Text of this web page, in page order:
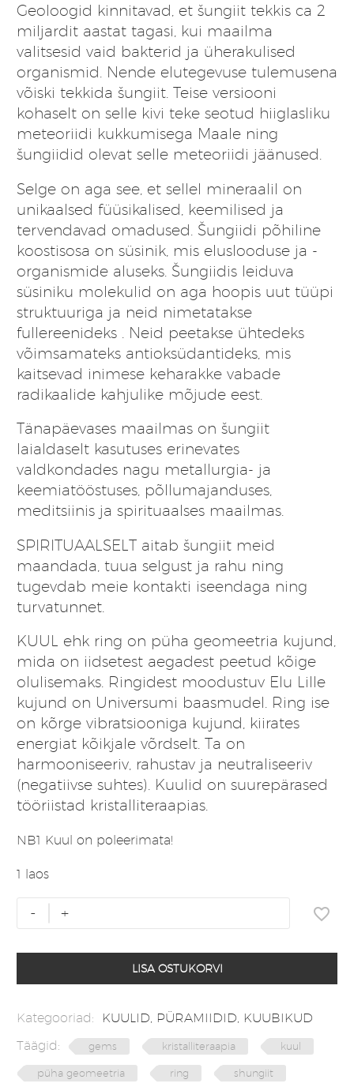
Geoloogid kinnitavad, et šungiit tekkis ca 2
miljardit aastat tagasi, kui maailma
valitsesid vaid bakterid ja üherakulised
organismid. Nende elutegevuse tulemusena
võiski tekkida šungiit. Teise versiooni
kohaselt on selle kivi teke seotud hiiglasliku
meteoriidi kukkumisega Maale ning
šungiidid olevat selle meteoriidi jäänused.
Selge on aga see, et sellel mineraalil on
unikaalsed füüsikalised, keemilised ja
tervendavad omadused. Šungiidi põhiline
koostisosa on süsinik, mis eluslooduse ja -
organismide aluseks. Šungiidis leiduva
süsiniku molekulid on aga hoopis uut tüüpi
struktuuriga ja neid nimetatakse
fullereenideks . Neid peetakse ühtedeks
võimsamateks antioksüdantideks, mis
kaitsevad inimese keharakke vabade
radikaalide kahjulike mõjude eest.
Tänapäevases maailmas on šungiit
laialdaselt kasutuses erinevates
valdkondades nagu metallurgia- ja
keemiatööstuses, põllumajanduses,
meditsiinis ja spirituaalses maailmas.
SPIRITUAALSELT aitab šungiit meid
maandada, tuua selgust ja rahu ning
tugevdab meie kontakti iseendaga ning
turvatunnet.
KUUL ehk ring on püha geomeetria kujund,
mida on iidsetest aegadest peetud kõige
olulisemaks. Ringidest moodustuv Elu Lille
kujund on Universumi baasmudel. Ring ise
on kõrge vibratsiooniga kujund, kiirates
energiat kõikjale võrdselt. Ta on
harmooniseeriv, rahustav ja neutraliseeriv
(negatiivse suhtes). Kuulid on suurepärased
tööriistad kristalliteraapias.
NB1 Kuul on poleerimata!
1 laos
-
Šungiit
poleerimata
mm
+
LISA OSTUKORVI
Kategooriad:
KUULID, PÜRAMIIDID, KUUBIKUD
Täägid:
gems kristalliteraapia kuul
püha geomeetria ring shungiit